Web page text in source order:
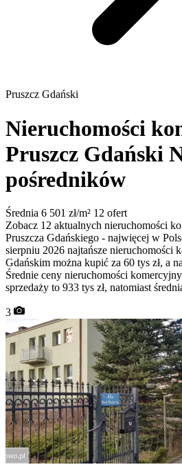
Pruszcz Gdański
Nieruchomości
Pruszcz Gdański
pośredników
Średnia 6 501 zł/m² 12 ofert
Zobacz 12 aktualnych nieruchomości
Pruszcza Gdańskiego - najwięcej w
sierpniu 2026 najtańsze nieruchomości
Gdańskim można kupić za 60 tys zł, a
Średnie ceny nieruchomości
sprzedaży to 933 tys zł, natomiast
3